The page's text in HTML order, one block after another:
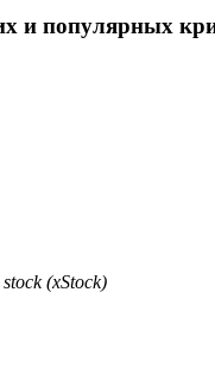
прибыль и
и популярных
(xStock)